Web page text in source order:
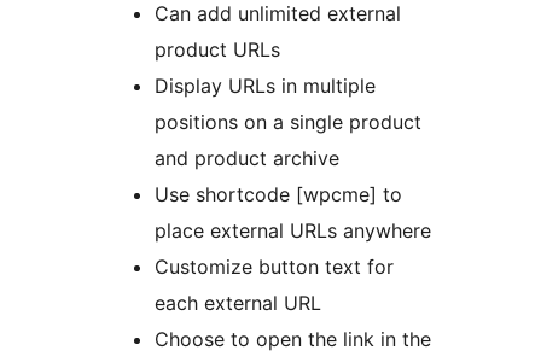
Can add unlimited external
product URLs
Display URLs in multiple
positions on a single product
and product archive
Use shortcode [wpcme] to
place external URLs anywhere
Customize button text for
each external URL
Choose to open the link in the